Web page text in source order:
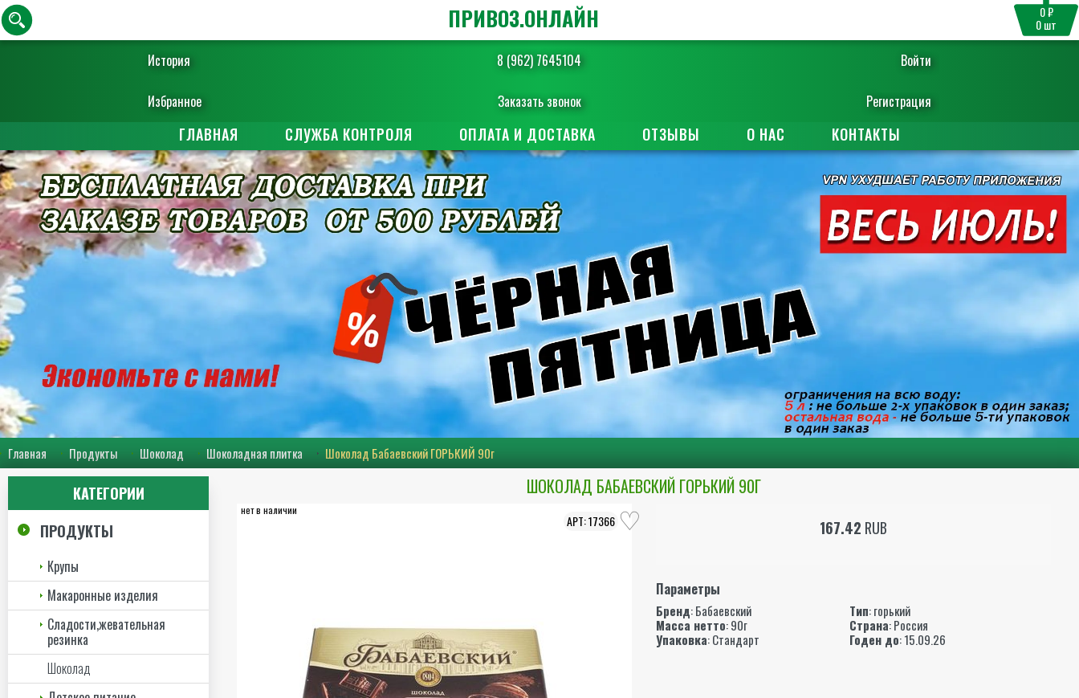
История 8 (962) 7645104 Войти
Избранное Заказать звонок Регистрация
ПРИВОЗ.ОНЛАЙН 0 ₽
0шт
ГЛАВНАЯ СЛУЖБА КОНТРОЛЯ ОПЛАТА И ДОСТАВКА ОТЗЫВЫ О НАС КОНТАКТЫ
Главная Продукты Шоколад Шоколадная плитка Шоколад Бабаевский ГОРЬКИЙ 90г
КАТЕГОРИИ
ПРОДУКТЫ
Крупы
Макаронные изделия
Сладости,жевательная
резинка
Шоколад
ШОКОЛАД БАБАЕВСКИЙ ГОРЬКИЙ 90Г
нет в наличии
17366 167.42 RUB
Параметры
Бренд:Бабаевский Тип: горький
Масса нетто: 90г Страна: Россия
Упаковка: Стандарт Годен до: 15.09.26